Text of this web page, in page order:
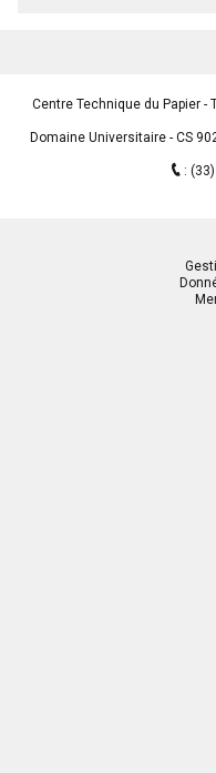
Centre Technique du Papier -
Domaine Universitaire - CS
: